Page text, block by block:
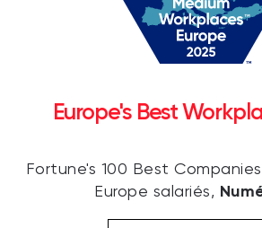
Europe's Best
Fortune's 100 Best
Europe salariés,